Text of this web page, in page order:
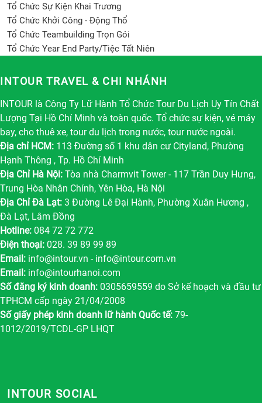
Tổ Chức Sự Kiện Khai Trương
Tổ Chức Khởi Công - Động Thổ
Tổ Chức Teambuilding Trọn Gói
Tổ Chức Year End Party/Tiệc Tất Niên
INTOUR TRAVEL & CHI NHÁNH
INTOUR là Công Ty Lữ Hành Tổ Chức Tour Du Lịch Uy Tín Chất
Lượng Tại Hồ Chí Minh và toàn quốc. Tổ chức sự kiện, vé máy
bay, cho thuê xe, tour du lịch trong nước, tour nước ngoài.
Địa chỉ HCM: 113 Đường số 1 khu dân cư Cityland, Phường
Hạnh Thông , Tp. Hồ Chí Minh
Địa Chỉ Hà Nội: Tòa nhà Charmvit Tower - 117 Trần Duy Hưng,
Trung Hòa Nhân Chính, Yên Hòa, Hà Nội
Địa Chỉ Đà Lạt: 3 Đường Lê Đại Hành, Phường Xuân Hương ,
Đà Lạt, Lâm Đồng
Hotline: 084 72 72 772
Điện thoại: 028. 39 89 99 89
Email: info@intour.vn - info@intour.com.vn
Email: info@intourhanoi.com
Số đăng ký kinh doanh: 0305659559 do Sở kế hoạch và đầu tư
TPHCM cấp ngày 21/04/2008
Số giấy phép kinh doanh lữ hành Quốc tế: 79-
1012/2019/TCDL-GP LHQT
INTOUR SOCIAL